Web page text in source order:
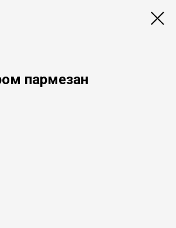
пармезан